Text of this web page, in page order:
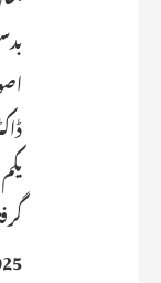
2025 کو رام لیلا میدان، دہلی میں